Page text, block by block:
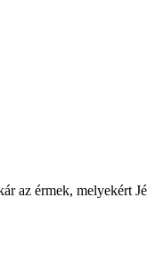
az érmek, melyekért